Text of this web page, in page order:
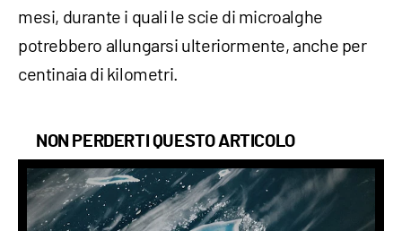
mesi, durante i quali le scie di microalghe
potrebbero allungarsi ulteriormente, anche per
centinaia di kilometri.
NON PERDERTI QUESTO ARTICOLO